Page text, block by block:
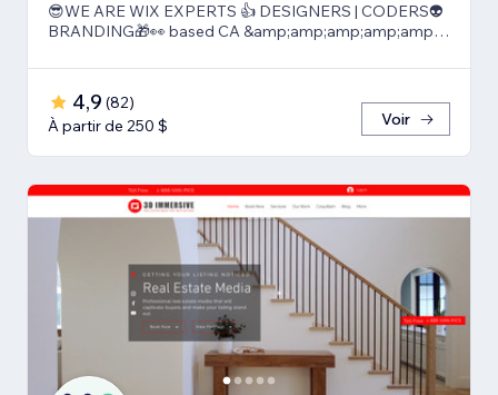
😎WE ARE WIX EXPERTS 👍 DESIGNERS | CODERS👽
BRANDING🎁👀 based CA &amp;amp;amp;amp;amp;
4,9 (82)
À partir de 250 $
Voir